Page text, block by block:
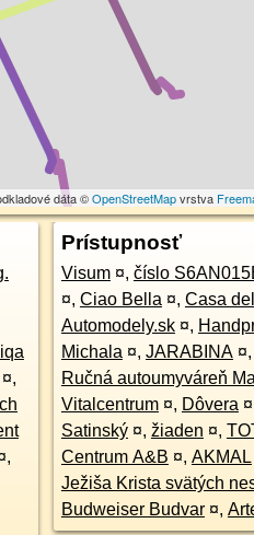
dáta ©OpenStreetMapvrstva
¤,
,
Prístupnosť
Visum ¤, číslo
¤, Ciao Bella ¤, Casa
Automodely.sk ¤,
Michala ¤, JARABINA ¤,
Ručná autoumyváreň
Vitalcentrum ¤, Dôvera ¤
Satinský ¤, žiaden ¤,
Centrum A&B ¤, AKMAL
Ježiša Krista svätých
Budweiser Budvar ¤,